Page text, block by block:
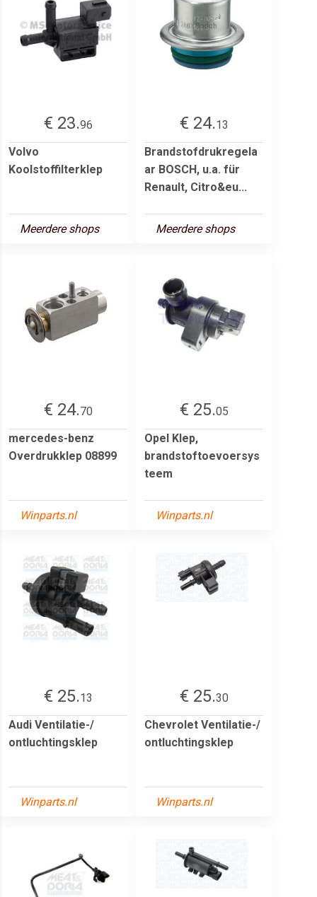
€ 23.96
Volvo
Koolstoffilterklep
Meerdere shops
€ 24.13
Brandstofdrukregela
ar BOSCH, u.a. für
Renault, Citro&eu...
Meerdere shops
€ 24.70
mercedes-benz
Overdrukklep 08899
Winparts.nl
€ 25.05
Opel Klep,
brandstoftoevoersys
teem
Winparts.nl
€ 25.13
Audi Ventilatie-/
ontluchtingsklep
Winparts.nl
€ 25.30
Chevrolet Ventilatie-/
ontluchtingsklep
Winparts.nl